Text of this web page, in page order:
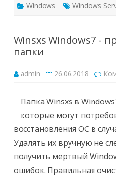
Windows Windows
Winsxs Windows7 -
папки
admin 26.06.2018
Папка Winsxs в
которые могут
восстановления ОС в
Удалять их вручную не
получить мертвый
ошибок. Правильная